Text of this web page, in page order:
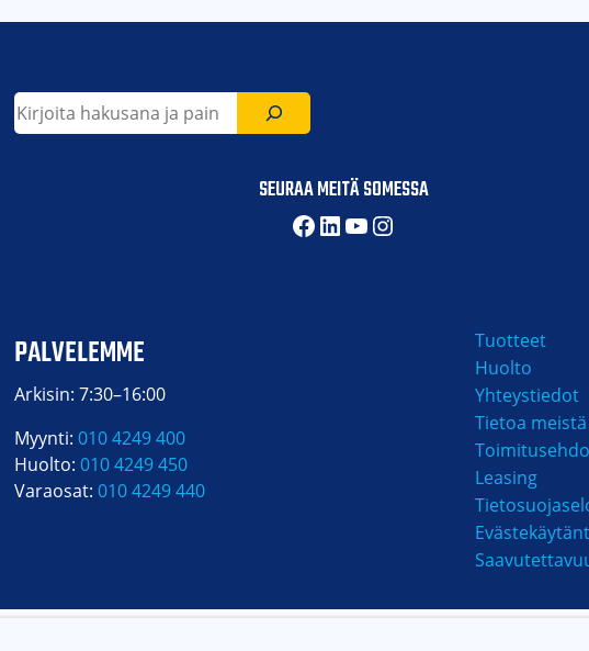
SEURAA MEITÄ SOMESSA
Facebook
LinkedIn
YouTube
Instagram
PALVELEMME
Arkisin: 7:30–16:00
Myynti: 010 4249 400
Huolto: 010 4249 450
Varaosat: 010 4249 440
Tuotteet
Huolto
Yhteystiedot
Tietoa meistä
Leasing